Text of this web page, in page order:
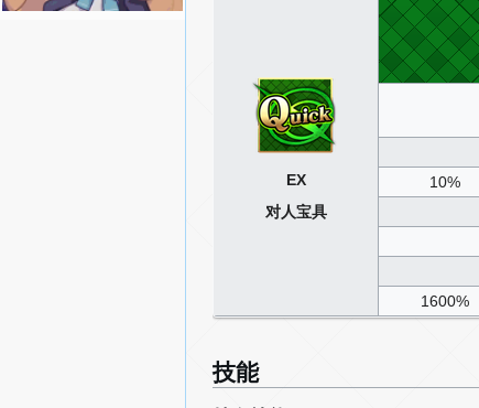
EX
对人宝具
10%
1600%
技能